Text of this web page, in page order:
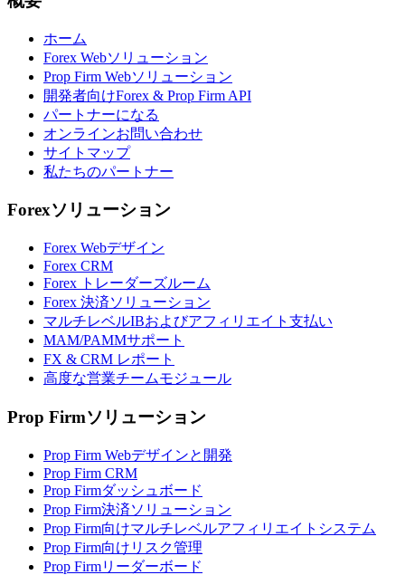
ホーム
Forex Webソリューション
Prop Firm Webソリューション
開発者向けForex & Prop Firm API
パートナーになる
オンラインお問い合わせ
サイトマップ
私たちのパートナー
Forexソリューション
Forex Webデザイン
Forex CRM
Forex トレーダーズルーム
Forex 決済ソリューション
マルチレベルIBおよびアフィリエイト支払い
MAM/PAMMサポート
FX & CRM レポート
高度な営業チームモジュール
Prop Firmソリューション
Prop Firm Webデザインと開発
Prop Firm CRM
Prop Firmダッシュボード
Prop Firm決済ソリューション
Prop Firm向けマルチレベルアフィリエイトシステム
Prop Firm向けリスク管理
Prop Firmリーダーボード